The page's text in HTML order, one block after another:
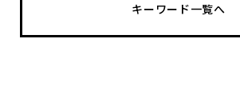
キーワード一覧へ